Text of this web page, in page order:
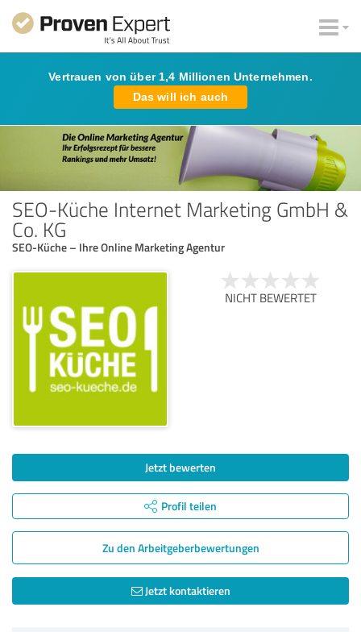
Vertrauen von über 1,4 Millionen Unternehmen.
Das will ich auch
SEO-Küche Internet Marketing GmbH &
Co. KG
SEO-Küche – Ihre Online Marketing Agentur
NICHT BEWERTET
Jetzt bewerten
Profil teilen
Zu den Arbeitgeber­bewertungen
Jetzt kontaktieren